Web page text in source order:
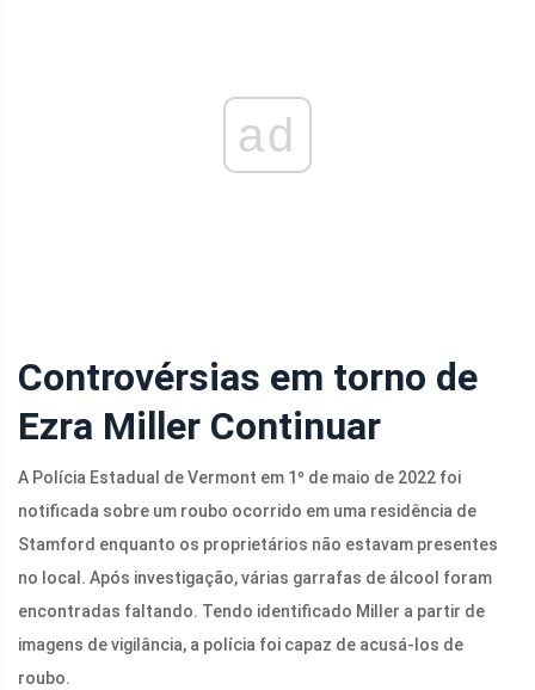
ad
Controvérsias em torno de
Ezra Miller Continuar
A Polícia Estadual de Vermont em 1º de maio de 2022 foi
notificada sobre um roubo ocorrido em uma residência de
Stamford enquanto os proprietários não estavam presentes
no local. Após investigação, várias garrafas de álcool foram
encontradas faltando. Tendo identificado Miller a partir de
imagens de vigilância, a polícia foi capaz de acusá-los de
roubo.